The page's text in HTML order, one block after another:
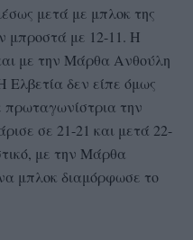
μετά με μπλοκ της
μπροστά με 12-11. Η
με την Μάρθα Ανθούλη
δεν είπε όμως
πρωταγωνίστρια την
σε 21-21 και μετά 22-
με την Μάρθα
μπλοκ διαμόρφωσε το